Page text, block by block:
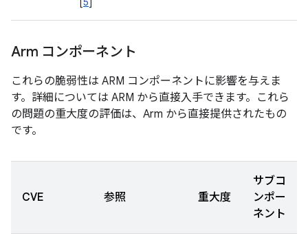
Arm コンポーネント
これらの脆弱性は ARM コンポーネントに影響を与えま
す。詳細については ARM から直接入手できます。これら
の問題の重大度の評価は、Arm から直接提供されたもの
です。
CVE 参照 重大度
サブコ
ンポー
ネント